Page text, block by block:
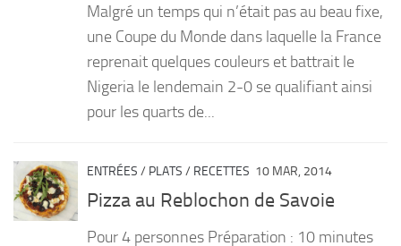
Malgré un temps qui n’était pas au beau fixe,
une Coupe du Monde dans laquelle la France
reprenait quelques couleurs et battrait le
Nigeria le lendemain 2-0 se qualifiant ainsi
pour les quarts de...
ENTRÉES / PLATS / RECETTES 10 MAR, 2014
Pizza au Reblochon de Savoie
Pour 4 personnes Préparation : 10 minutes